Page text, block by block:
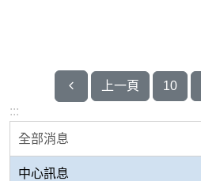
:::
全部消息
中心訊息
第一頁上一頁 10